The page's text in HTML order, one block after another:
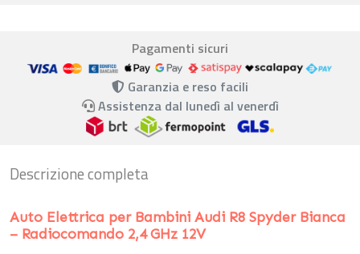
Pagamenti sicuri
Garanzia e reso facili
Assistenza dal lunedì al venerdì
Descrizione completa
Auto Elettrica per Bambini Audi R8 Spyder Bianca
– Radiocomando 2,4 GHz 12V